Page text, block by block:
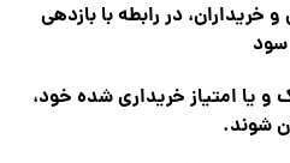
خریداران، در رابطه با بازدهی
سود
یا امتیاز خریداری شده خود،
شوند.